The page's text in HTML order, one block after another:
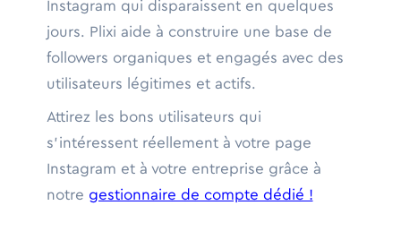
Instagram qui disparaissent en quelques
jours. Plixi aide à construire une base de
followers organiques et engagés avec des
utilisateurs légitimes et actifs.
Attirez les bons utilisateurs qui
s'intéressent réellement à votre page
Instagram et à votre entreprise grâce à
notre gestionnaire de compte dédié !